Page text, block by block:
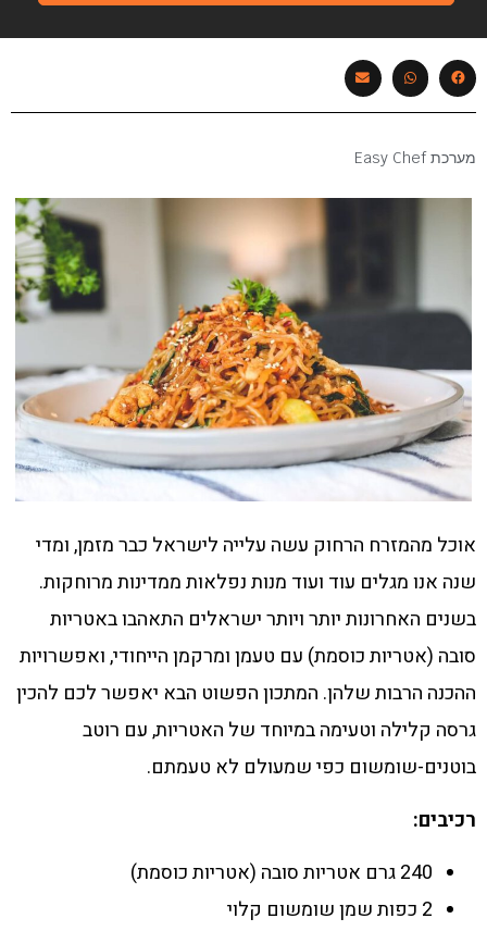
מערכת Easy Chef
אוכל מהמזרח הרחוק עשה עלייה לישראל כבר מזמן, ומדי
שנה אנו מגלים עוד ועוד מנות נפלאות ממדינות מרוחקות.
בשנים האחרונות יותר ויותר ישראלים התאהבו באטריות
סובה (אטריות כוסמת) עם טעמן ומרקמן הייחודי, ואפשרויות
ההכנה הרבות שלהן. המתכון הפשוט הבא יאפשר לכם להכין
גרסה קלילה וטעימה במיוחד של האטריות, עם רוטב
בוטנים-שומשום כפי שמעולם לא טעמתם.
רכיבים:
240 גרם אטריות סובה (אטריות כוסמת)
2 כפות שמן שומשום קלוי